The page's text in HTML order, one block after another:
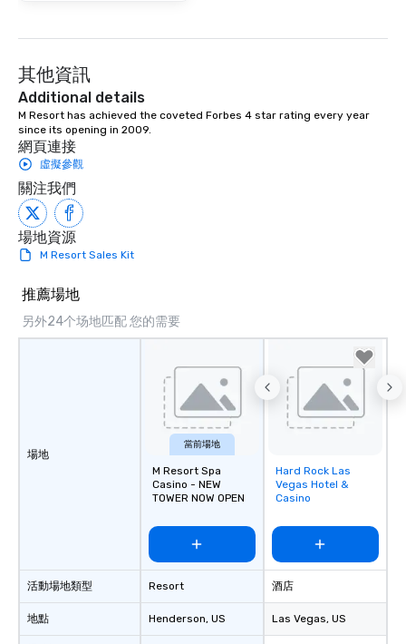
其他資訊
Additional details
M Resort has achieved the coveted Forbes 4 star rating every year
since its opening in 2009.
網頁連接
虛擬參觀
關注我們
場地資源
M Resort Sales Kit
推薦場地
另外24个场地匹配 您的需要
場地
活動場地類型
地點
當前場地
M Resort Spa
Casino - NEW
TOWER NOW OPEN
Resort
Henderson, US
Removed from
favorites
Hard Rock Las
Vegas Hotel &
Casino
酒店
Las Vegas, US